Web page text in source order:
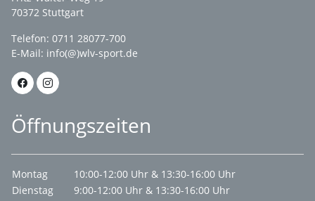
70372 Stuttgart
Telefon: 0711 28077-700
E-Mail: info(@)wlv-sport.de
Öffnungszeiten
Montag
10:00-12:00 Uhr & 13:30-16:00 Uhr
Dienstag
9:00-12:00 Uhr & 13:30-16:00 Uhr